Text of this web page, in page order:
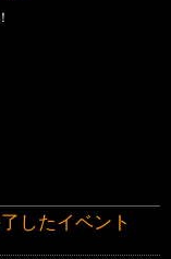
したイベント